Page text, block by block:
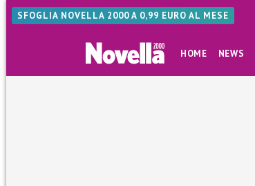
SFOGLIA NOVELLA 2000 A 0,99 EURO AL MESE
HOME NEWS